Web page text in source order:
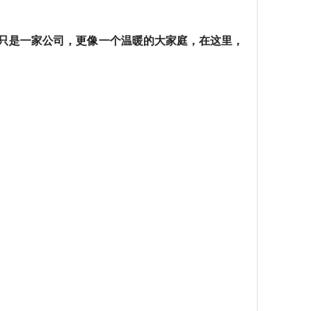
一家公司，更像一个温暖的大家庭，在这里，